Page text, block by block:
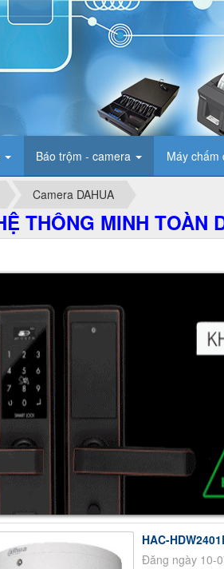
Báo trộm - camera Máy chấm
Camera DAHUA
THÔNG MINH TOÀN
HAC-
Đăng ngày 10-